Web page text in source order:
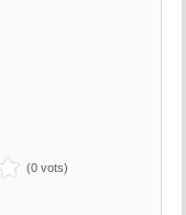
(0 vots)